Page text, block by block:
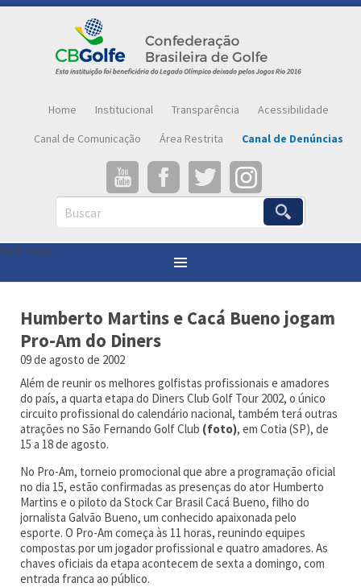
Home Institucional Transparência
Acessibilidade
Canal de Comunicação
Área Restrita Canal de Denúncias
Buscar
Abrir menu
Você está aqui: Notícias
Humberto Martins e Cacá Bueno jogam Pro-Am do Diners
Humberto Martins e Cacá Bueno jogam
Pro-Am do Diners
09 de agosto de 2002
Além de reunir os melhores golfistas profissionais e amadores
do país, a quarta etapa do Diners Club Golf Tour 2002, o único
circuito profissional do calendário nacional, também terá outras
atrações no São Fernando Golf Club (foto), em Cotia (SP), de
15 a 18 de agosto.
No Pro-Am, torneio promocional que abre a programação oficial
no dia 15, estão confirmadas as presenças do ator Humberto
Martins e o piloto da Stock Car Brasil Cacá Bueno, filho do
jornalista Galvão Bueno, um conhecido apaixonada pelo
esporte. O Pro-Am começa às 11 horas, reunindo equipes
compostas por um jogador profissional e quatro amadores. As
chaves oficiais da etapa acontecem de sexta a domingo, com
entrada franca ao público.